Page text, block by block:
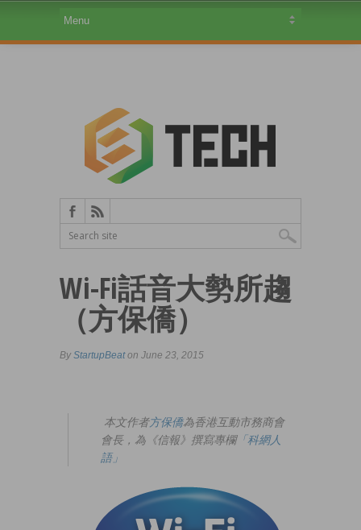
Wi-Fi話音大勢所趨
（方保僑）
By StartupBeaton June 23, 2015
本文作者方保僑為香港互動市務商會
會長，為《信報》撰寫專欄「科網人
語」